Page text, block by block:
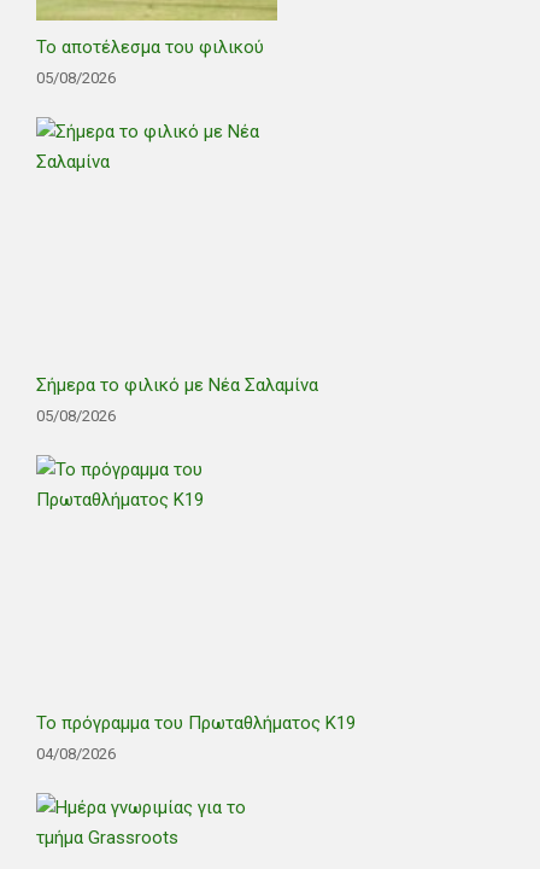
Το αποτέλεσμα του φιλικού
05/08/2026
Σήμερα το φιλικό με Νέα Σαλαμίνα
05/08/2026
Το πρόγραμμα του Πρωταθλήματος Κ19
04/08/2026